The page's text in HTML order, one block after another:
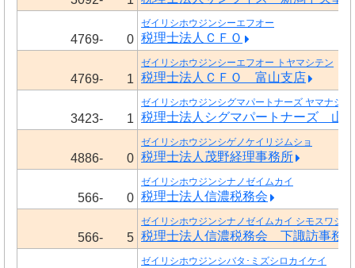
4769- 0
ゼイリシホウジンシーエフオー
税理士法人ＣＦＯ
4769- 1
ゼイリシホウジンシーエフオー トヤマシテン
税理士法人ＣＦＯ 富山支店
3423- 1
ゼイリシホウジンシグマパートナーズ ヤマナシジ
税理士法人シグマパートナーズ 山
4886- 0
ゼイリシホウジンシゲノケイリジムショ
税理士法人茂野経理事務所
566- 0
ゼイリシホウジンシナノゼイムカイ
税理士法人信濃税務会
566- 5
ゼイリシホウジンシナノゼイムカイ シモスワジム
税理士法人信濃税務会 下諏訪事務
ゼイリシホウジンシバタ･ミズシロカイケイ